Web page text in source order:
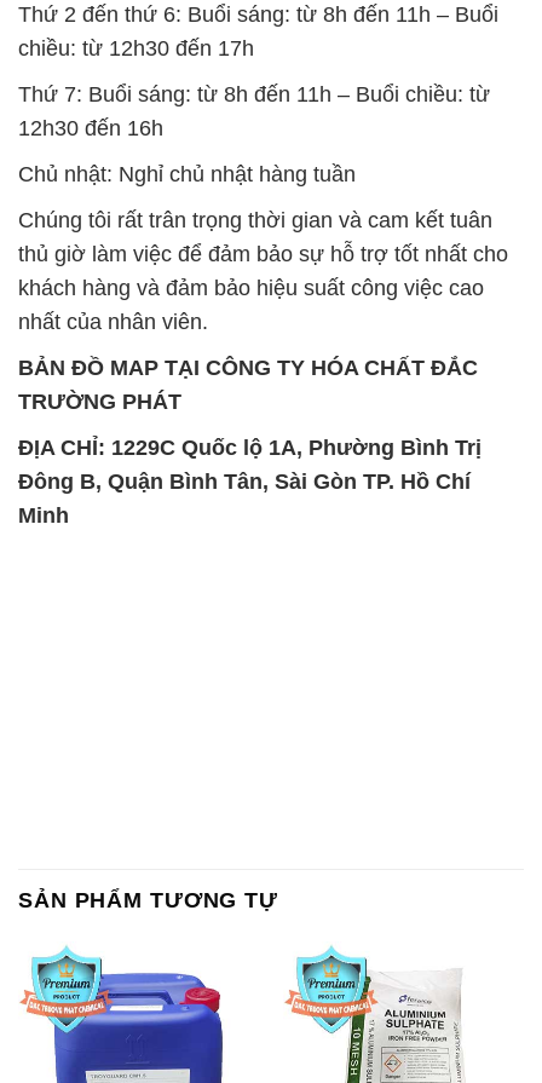
Thứ 2 đến thứ 6: Buổi sáng: từ 8h đến 11h – Buổi
chiều: từ 12h30 đến 17h
Thứ 7: Buổi sáng: từ 8h đến 11h – Buổi chiều: từ
12h30 đến 16h
Chủ nhật: Nghỉ chủ nhật hàng tuần
Chúng tôi rất trân trọng thời gian và cam kết tuân
thủ giờ làm việc để đảm bảo sự hỗ trợ tốt nhất cho
khách hàng và đảm bảo hiệu suất công việc cao
nhất của nhân viên.
BẢN ĐỒ MAP TẠI CÔNG TY HÓA CHẤT ĐẮC
TRƯỜNG PHÁT
ĐỊA CHỈ: 1229C Quốc lộ 1A, Phường Bình Trị
Đông B, Quận Bình Tân, Sài Gòn TP. Hồ Chí
Minh
SẢN PHẨM TƯƠNG TỰ